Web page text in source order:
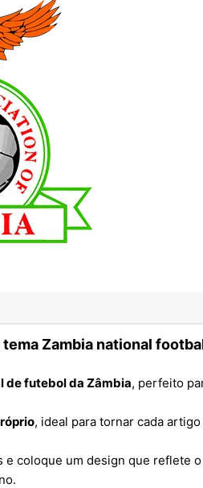
tema Zambia national
de futebol da Zâmbia, perfeito
, ideal para tornar cada artigo
e coloque um design que reflete o